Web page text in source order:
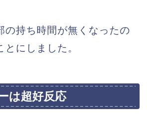
の持ち時間が無くなったの
にしました。
は超好反応